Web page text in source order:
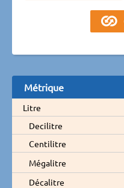
Métrique
Litre
Decilitre
Centilitre
Mégalitre
Décalitre